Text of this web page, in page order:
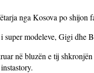
nga Kosova po
modeleve, Gigi dhe
në bluzën e tij